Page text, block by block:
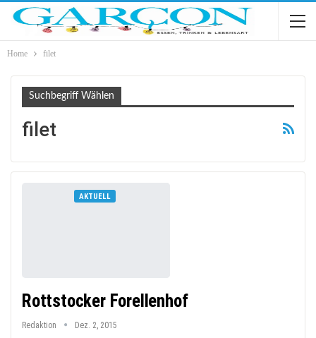
Home filet
Suchbegriff Wählen
filet
AKTUELL
Rottstocker Forellenhof
Redaktion Dez. 2, 2015